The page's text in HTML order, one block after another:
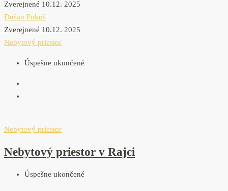
Zverejnené 10.12. 2025
Dušan Pokoš
Zverejnené 10.12. 2025
Nebytový priestor
Úspešne ukončené
Nebytový priestor
Nebytový priestor v Rajci
Úspešne ukončené